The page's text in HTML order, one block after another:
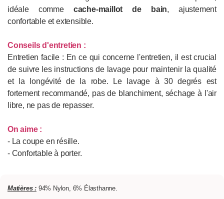
idéale comme cache-maillot de bain, ajustement
confortable et extensible.
Conseils d'entretien :
Entretien facile : En ce qui concerne l'entretien, il est crucial
de suivre les instructions de lavage pour maintenir la qualité
et la longévité de la robe. Le lavage à 30 degrés est
fortement recommandé, pas de blanchiment, séchage à l'air
libre, ne pas de repasser.
On aime :
- La coupe en résille.
- Confortable à porter.
Matières : 94% Nylon, 6% Élasthanne.